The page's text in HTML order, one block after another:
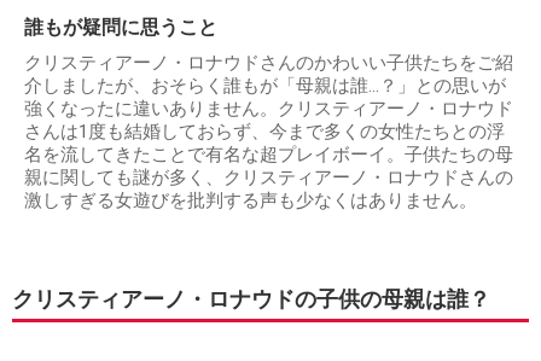
誰もが疑問に思うこと
クリスティアーノ・ロナウドさんのかわいい子供たちをご紹
介しましたが、おそらく誰もが「母親は誰…？」との思いが
強くなったに違いありません。クリスティアーノ・ロナウド
さんは1度も結婚しておらず、今まで多くの女性たちとの浮
名を流してきたことで有名な超プレイボーイ。子供たちの母
親に関しても謎が多く、クリスティアーノ・ロナウドさんの
激しすぎる女遊びを批判する声も少なくはありません。
クリスティアーノ・ロナウドの子供の母親は誰？